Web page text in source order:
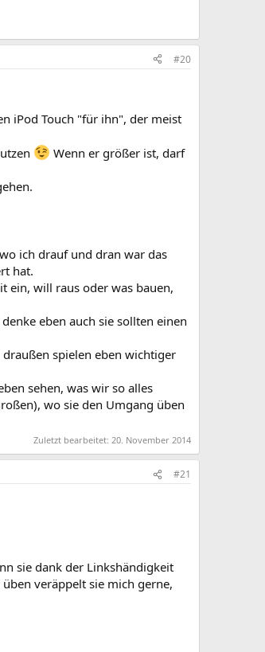
#20
iPod Touch "für ihn", der meist
Wenn er größer ist, darf
ich drauf und dran war das
hat.
ein, will raus oder was bauen,
eben auch sie sollten einen
spielen eben wichtiger
sehen, was wir so alles
wo sie den Umgang üben
Zuletzt bearbeitet: 20. November 2014
#21
sie dank der Linkshändigkeit
veräppelt sie mich gerne,